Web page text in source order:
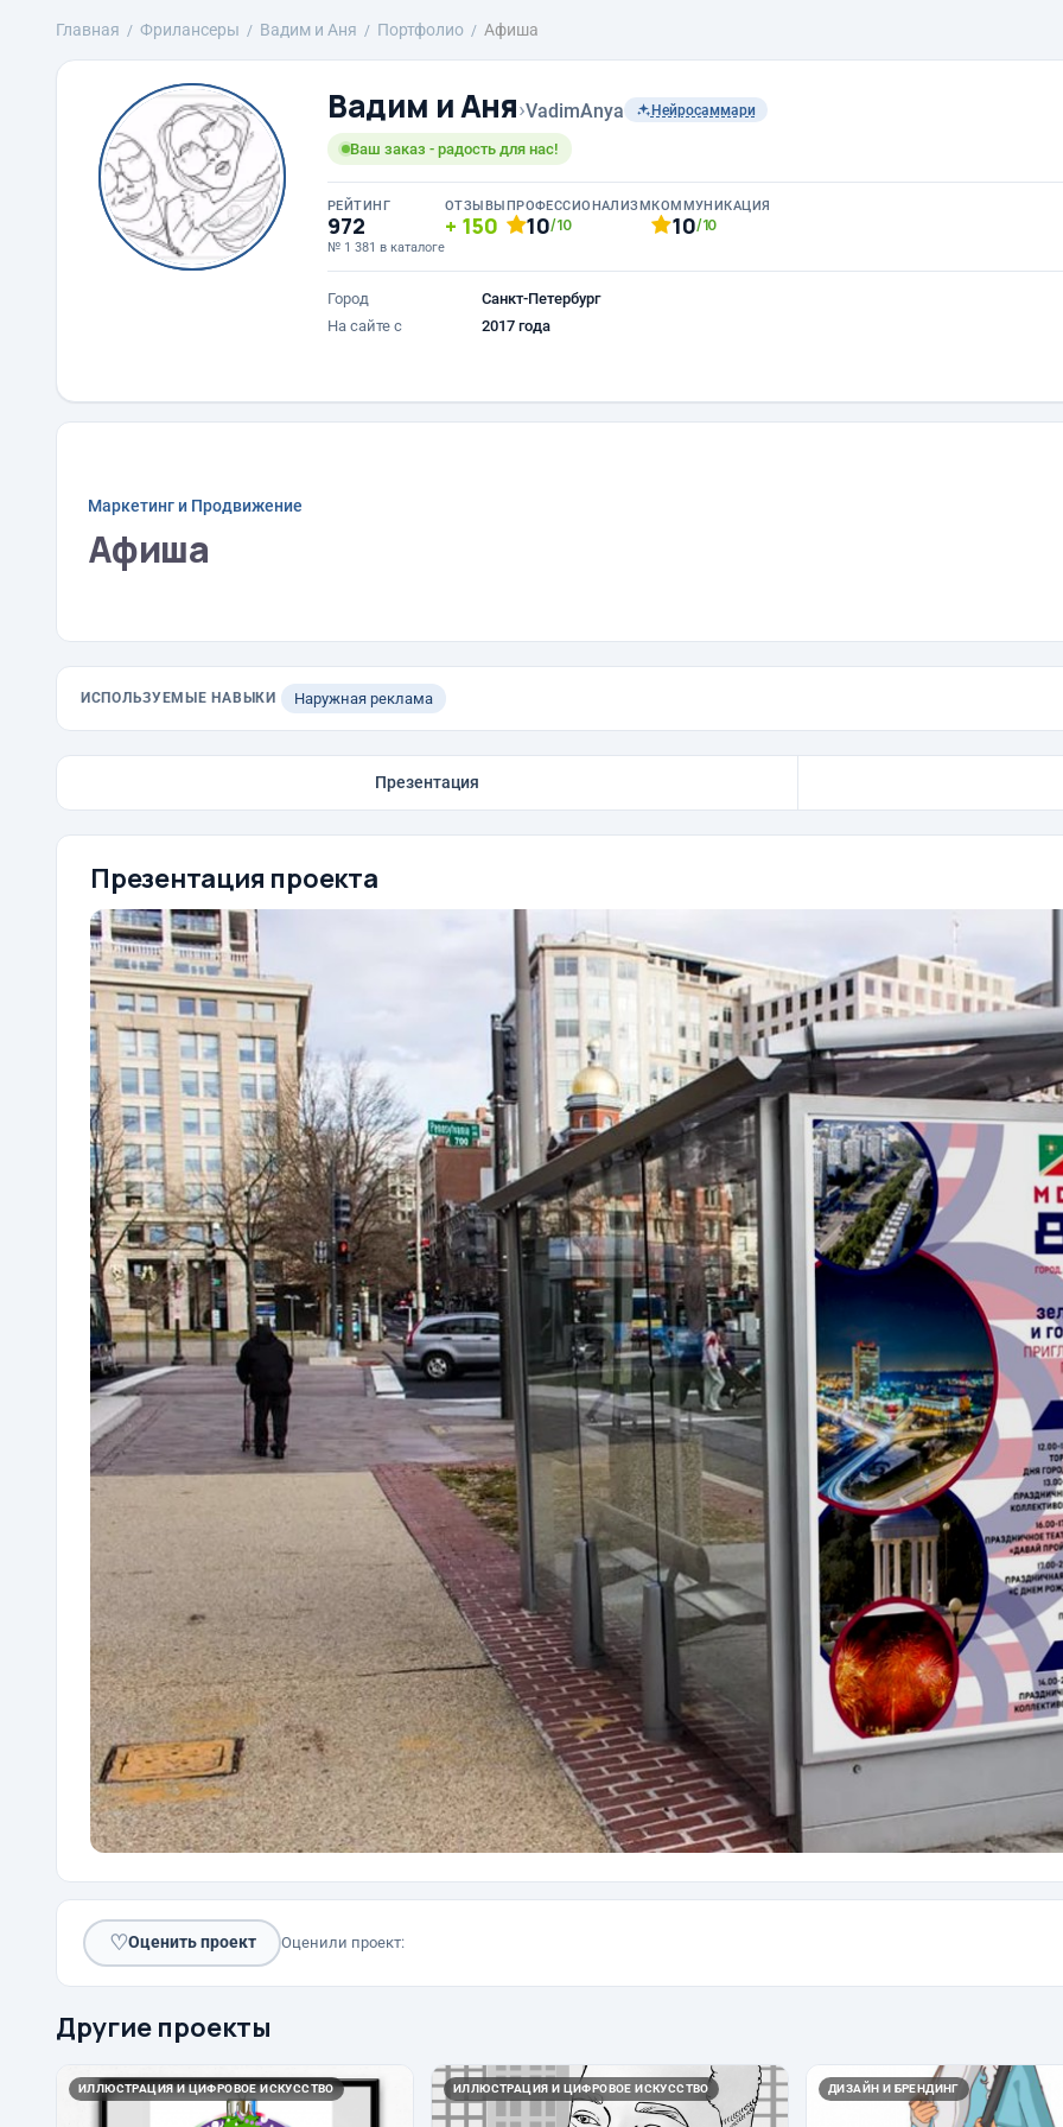
Главная Фрилансеры Вадим и Аня Портфолио Афиша
Вадим и Аня›VadimAnya Нейросаммари
Ваш заказ - радость для нас!
РЕЙТИНГ
972
№ 1 381 в каталоге
ОТЗЫВЫ
150
ПРОФЕССИОНАЛИЗМ
10/10
КОММУНИКАЦИЯ
10/10
Город
Санкт-Петербург
На сайте с
2017 года
Маркетинг и Продвижение
Афиша
ИСПОЛЬЗУЕМЫЕ НАВЫКИ Наружная реклама
Презентация
Презентация проекта
♡Оценить проект Оценили проект:
Другие проекты
ИЛЛЮСТРАЦИЯ И ЦИФРОВОЕ ИСКУССТВО ИЛЛЮСТРАЦИЯ И ЦИФРОВОЕ ИСКУССТВО ДИЗАЙН И БРЕНДИНГ